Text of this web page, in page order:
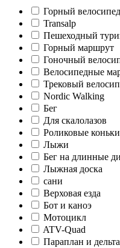
Горный велосипед
Transalp
Пешеходный
Горный маршрут
Гоночный
Велосипедные
Трековый
Nordic Walking
Бег
Для скалолазов
Роликовые коньки
Лыжи
Бег на длинные
Лыжная доска
сани
Верховая езда
Бот и каноэ
Мотоцикл
ATV-Quad
Параплан и